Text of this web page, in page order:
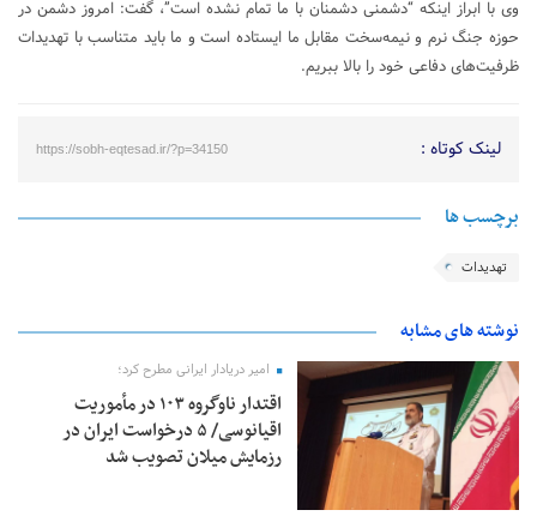
وی با ابراز اینکه “دشمنی دشمنان با ما تمام نشده است”، گفت: امروز دشمن در
حوزه جنگ نرم و نیمه‌سخت مقابل ما ایستاده است و ما باید متناسب با تهدیدات
ظرفیت‌های دفاعی خود را بالا ببریم.
لینک کوتاه : https://sobh-eqtesad.ir/?p=34150
برچسب ها
تهدیدات
نوشته های مشابه
امیر دریادار ایرانی مطرح کرد؛
اقتدار ناوگروه ۱۰۳ در مأموریت‌
اقیانوسی/ ۵ درخواست ایران در
رزمایش میلان تصویب شد